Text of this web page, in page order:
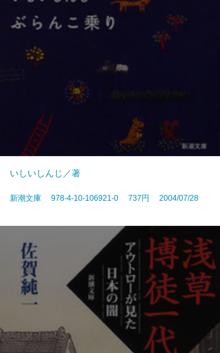
いしいしんじ／著
新潮文庫 978-4-10-106921-0 737円 2004/07/28